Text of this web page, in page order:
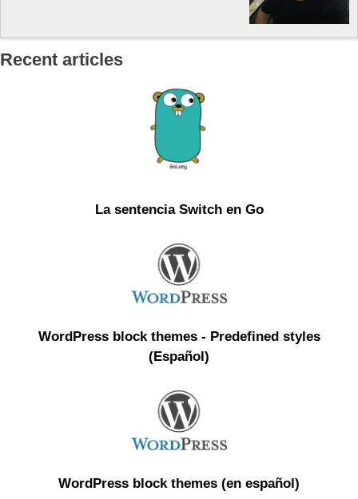
Recent articles
La sentencia Switch en Go
WordPress block themes - Predefined styles
(Español)
WordPress block themes (en español)